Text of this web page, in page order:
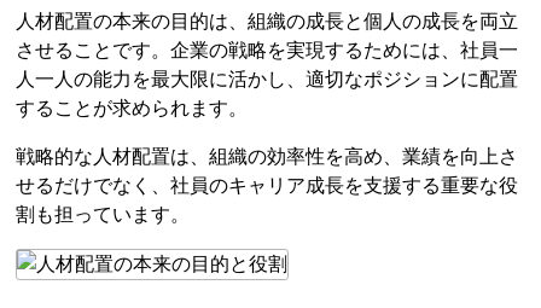
人材配置の本来の目的は、組織の成長と個人の成長を両立
させることです。企業の戦略を実現するためには、社員一
人一人の能力を最大限に活かし、適切なポジションに配置
することが求められます。
戦略的な人材配置は、組織の効率性を高め、業績を向上さ
せるだけでなく、社員のキャリア成長を支援する重要な役
割も担っています。